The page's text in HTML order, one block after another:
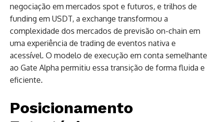
negociação em mercados spot e futuros, e trilhos de
funding em USDT, a exchange transformou a
complexidade dos mercados de previsão on-chain em
uma experiência de trading de eventos nativa e
acessível. O modelo de execução em conta semelhante
ao Gate Alpha permitiu essa transição de forma fluida e
eficiente.
Posicionamento